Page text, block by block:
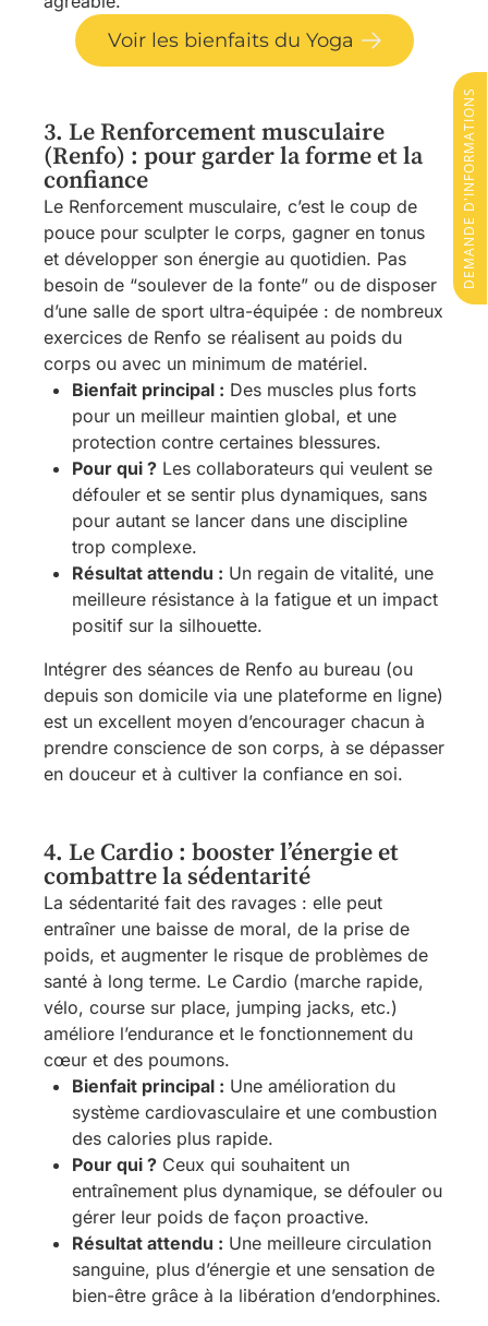
Voir les bienfaits du Yoga
3. Le Renforcement musculaire
(Renfo) : pour garder la forme et la
confiance
Le Renforcement musculaire, c’est le coup de
pouce pour sculpter le corps, gagner en tonus
et développer son énergie au quotidien. Pas
besoin de “soulever de la fonte” ou de disposer
d’une salle de sport ultra-équipée : de nombreux
exercices de Renfo se réalisent au poids du
corps ou avec un minimum de matériel.
Bienfait principal : Des muscles plus forts
pour un meilleur maintien global, et une
protection contre certaines blessures.
Pour qui ? Les collaborateurs qui veulent se
défouler et se sentir plus dynamiques, sans
pour autant se lancer dans une discipline
trop complexe.
Résultat attendu : Un regain de vitalité, une
meilleure résistance à la fatigue et un impact
positif sur la silhouette.
Intégrer des séances de Renfo au bureau (ou
depuis son domicile via une plateforme en ligne)
est un excellent moyen d’encourager chacun à
prendre conscience de son corps, à se dépasser
en douceur et à cultiver la confiance en soi.
4. Le Cardio : booster l’énergie et
combattre la sédentarité
La sédentarité fait des ravages : elle peut
entraîner une baisse de moral, de la prise de
poids, et augmenter le risque de problèmes de
santé à long terme. Le Cardio (marche rapide,
vélo, course sur place, jumping jacks, etc.)
améliore l’endurance et le fonctionnement du
cœur et des poumons.
Bienfait principal : Une amélioration du
système cardiovasculaire et une combustion
des calories plus rapide.
Pour qui ? Ceux qui souhaitent un
entraînement plus dynamique, se défouler ou
gérer leur poids de façon proactive.
Résultat attendu : Une meilleure circulation
sanguine, plus d’énergie et une sensation de
bien-être grâce à la libération d’endorphines.
DEMANDE D'INFORMATIONS